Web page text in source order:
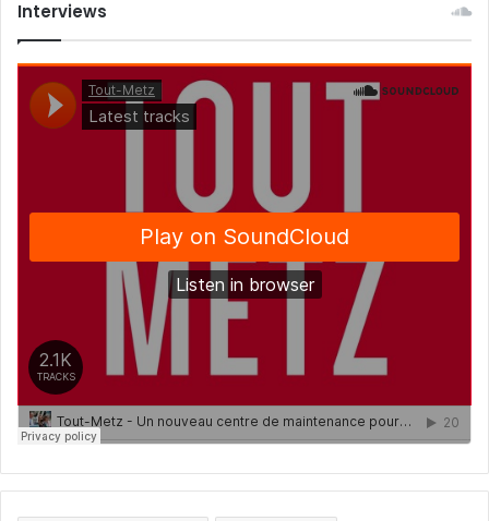
Interviews